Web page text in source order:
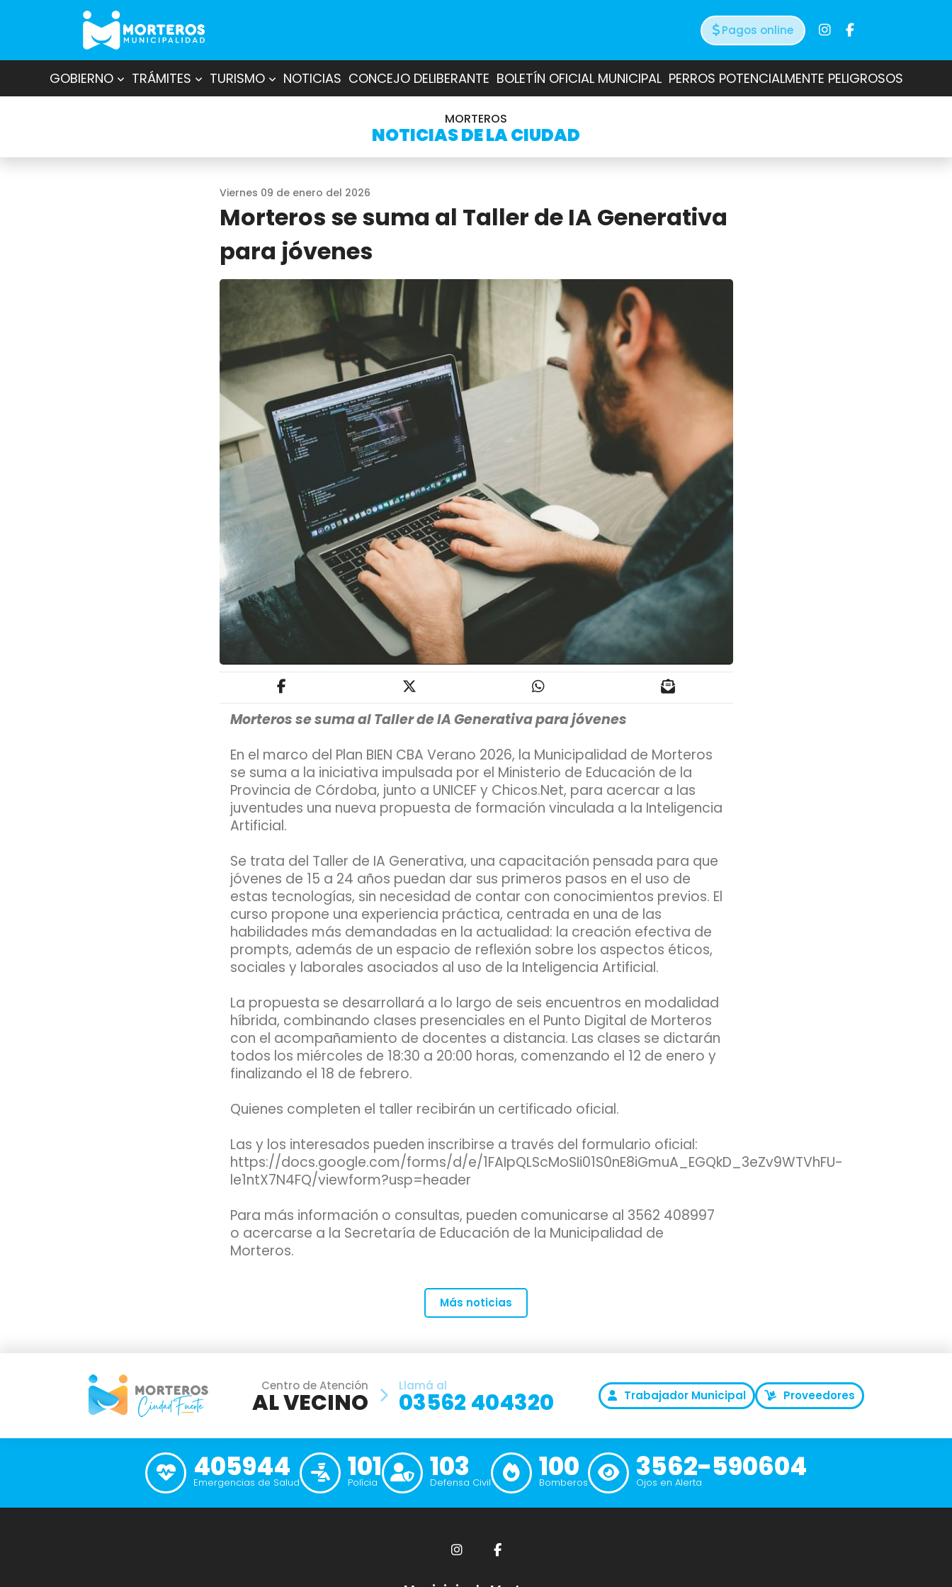
Pagos online
GOBIERNO TRÁMITES TURISMO NOTICIAS CONCEJO DELIBERANTE BOLETÍN OFICIAL MUNICIPAL PERROS POTENCIALMENTE PELIGROSOS
MORTEROS
NOTICIAS DE LA CIUDAD
Viernes 09 de enero del 2026
Morteros se suma al Taller de IA Generativa
para jóvenes
Morteros se suma al Taller de IA Generativa para jóvenes
En el marco del Plan BIEN CBA Verano 2026, la Municipalidad de Morteros
se suma a la iniciativa impulsada por el Ministerio de Educación de la
Provincia de Córdoba, junto a UNICEF y Chicos.Net, para acercar a las
juventudes una nueva propuesta de formación vinculada a la Inteligencia
Artificial.
Se trata del Taller de IA Generativa, una capacitación pensada para que
jóvenes de 15 a 24 años puedan dar sus primeros pasos en el uso de
estas tecnologías, sin necesidad de contar con conocimientos previos. El
curso propone una experiencia práctica, centrada en una de las
habilidades más demandadas en la actualidad: la creación efectiva de
prompts, además de un espacio de reflexión sobre los aspectos éticos,
sociales y laborales asociados al uso de la Inteligencia Artificial.
La propuesta se desarrollará a lo largo de seis encuentros en modalidad
híbrida, combinando clases presenciales en el Punto Digital de Morteros
con el acompañamiento de docentes a distancia. Las clases se dictarán
todos los miércoles de 18:30 a 20:00 horas, comenzando el 12 de enero y
finalizando el 18 de febrero.
Quienes completen el taller recibirán un certificado oficial.
Las y los interesados pueden inscribirse a través del formulario oficial:
https://docs.google.com/forms/d/e/1FAIpQLScMoSIi01S0nE8iGmuA_EGQkD_3eZv9WTVhFU-
le1ntX7N4FQ/viewform?usp=header
Para más información o consultas, pueden comunicarse al 3562 408997
o acercarse a la Secretaría de Educación de la Municipalidad de
Morteros.
Más noticias
Centro de Atención
AL VECINO
Llamá al
03562 404320 Trabajador Municipal Proveedores
405944
Emergencias de Salud 101
Polícia 103
Defensa Civil 100
Bomberos 3562-590604
Ojos en Alerta